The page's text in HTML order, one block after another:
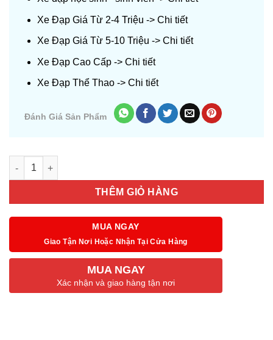
Xe Đạp Giá Từ 2-4 Triệu -> Chi tiết
Xe Đạp Giá Từ 5-10 Triệu -> Chi tiết
Xe Đạp Cao Cấp -> Chi tiết
Xe Đạp Thể Thao -> Chi tiết
Đánh Giá Sản Phẩm
Số lượng
THÊM GIỎ HÀNG
MUA NGAY
Giao Tận Nơi Hoặc Nhận Tại Cửa Hàng
MUA NGAY
Xác nhận và giao hàng tận nơi